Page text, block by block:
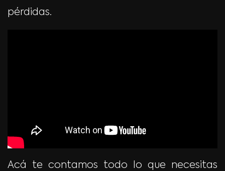
pérdidas.
Acá te contamos todo lo que necesitas